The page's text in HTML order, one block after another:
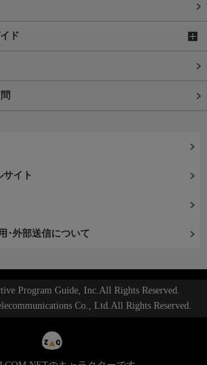
ド
イト
･外部送信について
Program Guide, Inc.All Rights Reserved.
Co., Ltd.All Rights Reserved.